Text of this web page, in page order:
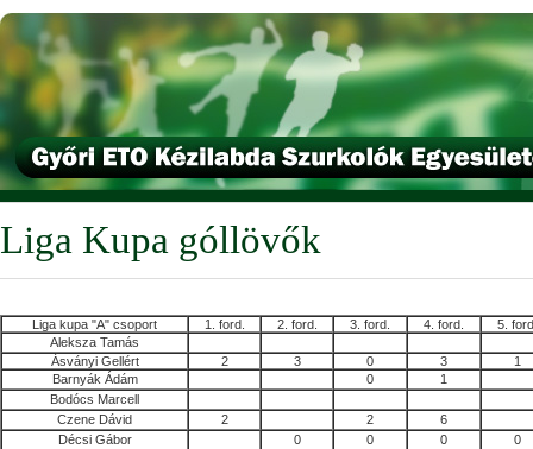
Liga Kupa góllövők
Liga kupa "A" csoport 1. ford. 2. ford. 3. ford. 4. ford.
5.
Aleksza Tamás
Ásványi Gellért
2 3 0 3
1
Barnyák Ádám
0
1
Bodócs Marcell
Czene Dávid
2 2
6
Décsi Gábor
0 0 0
0